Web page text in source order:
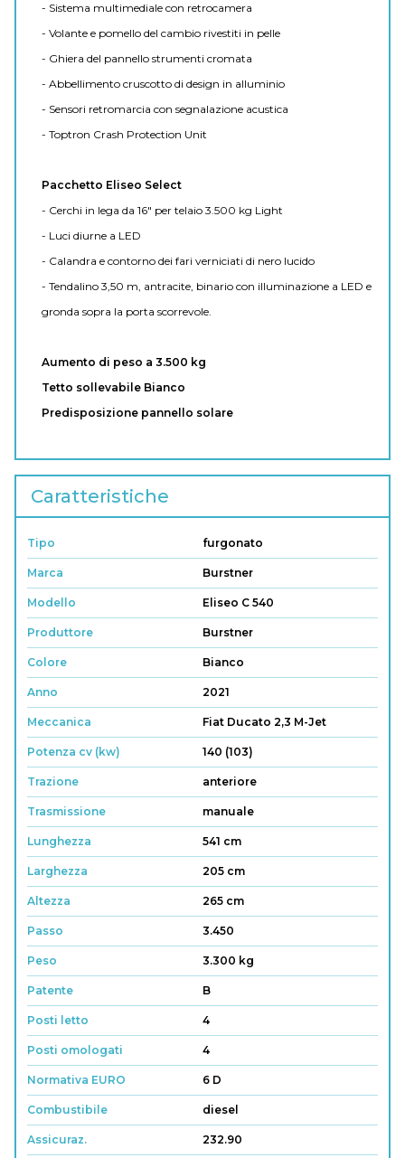
- Sistema multimediale con retrocamera
- Volante e pomello del cambio rivestiti in pelle
- Ghiera del pannello strumenti cromata
- Abbellimento cruscotto di design in alluminio
- Sensori retromarcia con segnalazione acustica
- Toptron Crash Protection Unit
Pacchetto Eliseo Select
- Cerchi in lega da 16" per telaio 3.500 kg Light
- Luci diurne a LED
- Calandra e contorno dei fari verniciati di nero lucido
- Tendalino 3,50 m, antracite, binario con illuminazione a LED e
gronda sopra la porta scorrevole.
Aumento di peso a 3.500 kg
Tetto sollevabile Bianco
Predisposizione pannello solare
Caratteristiche
Tipo furgonato
Marca Burstner
Modello Eliseo C 540
Produttore Burstner
Colore Bianco
Anno 2021
Meccanica Fiat Ducato 2,3 M-Jet
Potenza cv (kw) 140 (103)
Trazione anteriore
Trasmissione manuale
Lunghezza 541 cm
Larghezza 205 cm
Altezza 265 cm
Passo 3.450
Peso 3.300 kg
Patente B
Posti letto 4
Posti omologati 4
Normativa EURO 6 D
Combustibile diesel
Assicuraz. 232.90